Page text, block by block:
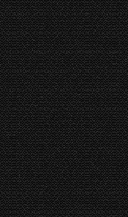
vous